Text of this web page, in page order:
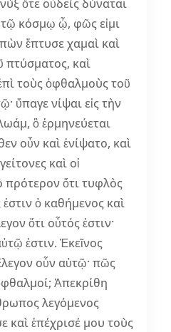
ὅτε οὐδεὶς δύναται
κόσμῳ ᾦ, φῶς εἰμι
ἔπτυσε χαμαὶ καὶ
πτύσματος, καὶ
τοὺς ὀφθαλμοὺς τοῦ
ὕπαγε νίψαι εἰς τὴν
ὃ ἑρμηνεύεται
οὖν καὶ ἐνίψατο, καὶ
καὶ οἱ
πρότερον ὅτι τυφλὸς
ὁ καθήμενος καὶ
ὅτι οὗτός ἐστιν·
ἐστιν. Ἐκεῖνος
οὖν αὐτῷ· πῶς
Ἀπεκρίθη
λεγόμενος
καὶ ἐπέχρισέ μου τοὺς